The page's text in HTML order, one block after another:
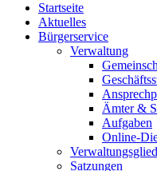
Startseite
Aktuelles
Bürgerservice
Verwaltung
Ämter &
Aufgaben
Online-
Satzungen